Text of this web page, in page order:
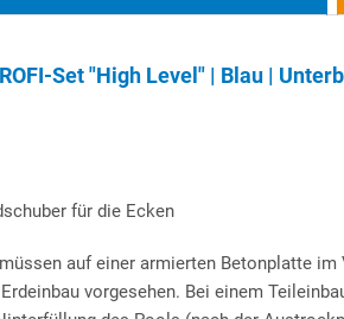
Set "High Level" | Blau |
für die Ecken
auf einer armierten Betonplatte
vorgesehen. Bei einem